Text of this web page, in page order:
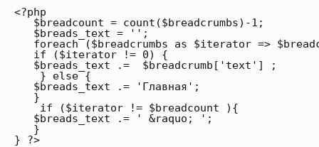
<?php
   $breadcount = count($breadcrumbs)-1;
   $breads_text = '';
foreach ($breadcrumbs as $iterator =>
   if ($iterator != 0) {
   $breads_text .=  $breadcrumb['text'] ;
    } else {
   $breads_text .= 'Главная';
   }
    if ($iterator != $breadcount ){
   $breads_text .= ' &raquo; ';
   }
} ?>